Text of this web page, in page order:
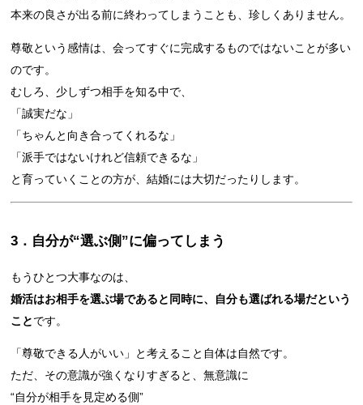
本来の良さが出る前に終わってしまうことも、珍しくありません。
尊敬という感情は、会ってすぐに完成するものではないことが多い
のです。
むしろ、少しずつ相手を知る中で、
「誠実だな」
「ちゃんと向き合ってくれるな」
「派手ではないけれど信頼できるな」
と育っていくことの方が、結婚には大切だったりします。
3．自分が“選ぶ側”に偏ってしまう
もうひとつ大事なのは、
婚活はお相手を選ぶ場であると同時に、自分も選ばれる場だという
こと です。
「尊敬できる人がいい」と考えること自体は自然です。
ただ、その意識が強くなりすぎると、無意識に
“自分が相手を見定める側”